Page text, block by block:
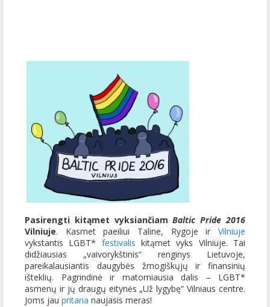
Pasirengti kitąmet vyksiančiamBaltic Pride 2016
Vilniuje. Kasmet paeiliui Taline, Rygoje ir Vilniuje
vykstantis LGBT* festivaliskitąmet vyks Vilniuje. Tai
didžiausias „vaivorykštinis“ renginys Lietuvoje,
pareikalausiantis daugybės žmogiškųjų ir finansinių
išteklių. Pagrindinė ir matomiausia dalis – LGBT*
asmenų ir jų draugų eitynės „Už lygybę“ Vilniaus centre.
Joms jau pritaria naujasis meras!